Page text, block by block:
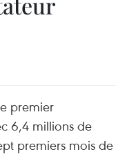
premier
6,4 millions de
premiers mois de